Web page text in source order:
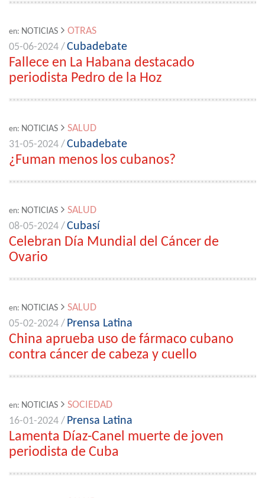
en: NOTICIAS
OTRAS
05-06-2024 /Cubadebate
Fallece en La Habana destacado
periodista Pedro de la Hoz
en: NOTICIAS
SALUD
31-05-2024 /Cubadebate
¿Fuman menos los cubanos?
en: NOTICIAS
SALUD
08-05-2024 /Cubasí
Celebran Día Mundial del Cáncer de
Ovario
en: NOTICIAS
SALUD
05-02-2024 / Prensa Latina
China aprueba uso de fármaco cubano
contra cáncer de cabeza y cuello
en: NOTICIAS
SOCIEDAD
16-01-2024 / Prensa Latina
Lamenta Díaz-Canel muerte de joven
periodista de Cuba